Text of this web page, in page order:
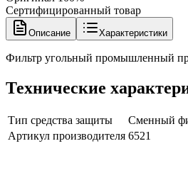
Сертифицированный товар
Описание Характеристики
Фильтр угольный промышленный
Технические
Тип средства защиты
Сменный
Артикул производителя 6521